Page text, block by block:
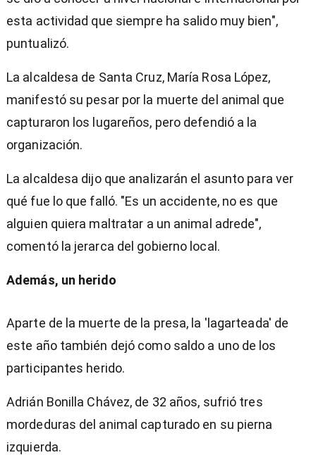
esta actividad que siempre ha salido muy bien",
puntualizó.
La alcaldesa de Santa Cruz, María Rosa López,
manifestó su pesar por la muerte del animal que
capturaron los lugareños, pero defendió a la
organización.
La alcaldesa dijo que analizarán el asunto para ver
qué fue lo que falló. "Es un accidente, no es que
alguien quiera maltratar a un animal adrede",
comentó la jerarca del gobierno local.
Además, un herido
Aparte de la muerte de la presa, la 'lagarteada' de
este año también dejó como saldo a uno de los
participantes herido.
Adrián Bonilla Chávez, de 32 años, sufrió tres
mordeduras del animal capturado en su pierna
izquierda.